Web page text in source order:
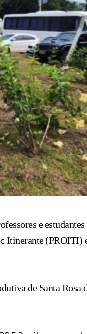
e
(PROITI)
de Santa Rosa